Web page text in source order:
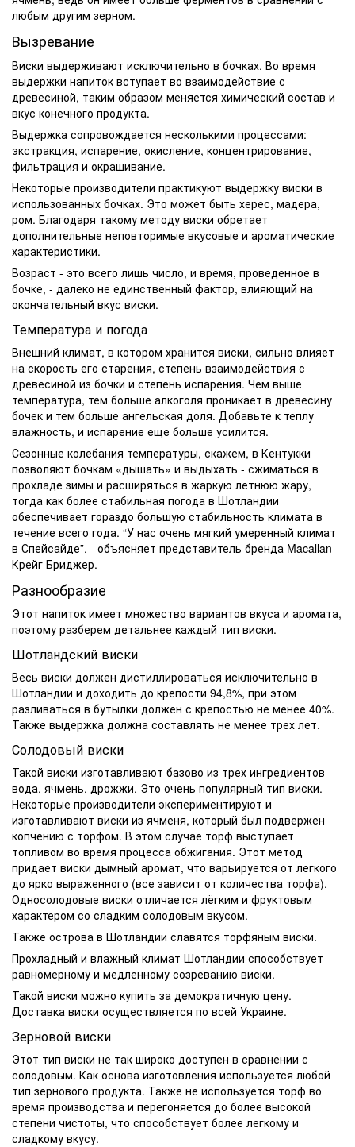
любым другим зерном.
Вызревание
Виски выдерживают исключительно в бочках. Во время
выдержки напиток вступает во взаимодействие с
древесиной, таким образом меняется химический состав и
вкус конечного продукта.
Выдержка сопровождается несколькими процессами:
экстракция, испарение, окисление, концентрирование,
фильтрация и окрашивание.
Некоторые производители практикуют выдержку виски в
использованных бочках. Это может быть херес, мадера,
ром. Благодаря такому методу виски обретает
дополнительные неповторимые вкусовые и ароматические
характеристики.
Возраст - это всего лишь число, и время, проведенное в
бочке, - далеко не единственный фактор, влияющий на
окончательный вкус виски.
Температура и погода
Внешний климат, в котором хранится виски, сильно влияет
на скорость его старения, степень взаимодействия с
древесиной из бочки и степень испарения. Чем выше
температура, тем больше алкоголя проникает в древесину
бочек и тем больше ангельская доля. Добавьте к теплу
влажность, и испарение еще больше усилится.
Сезонные колебания температуры, скажем, в Кентукки
позволяют бочкам «дышать» и выдыхать - сжиматься в
прохладе зимы и расширяться в жаркую летнюю жару,
тогда как более стабильная погода в Шотландии
обеспечивает гораздо большую стабильность климата в
течение всего года. “У нас очень мягкий умеренный климат
в Спейсайде”, - объясняет представитель бренда Macallan
Крейг Бриджер.
Разнообразие
Этот напиток имеет множество вариантов вкуса и аромата,
поэтому разберем детальнее каждый тип виски.
Шотландский виски
Весь виски должен дистиллироваться исключительно в
Шотландии и доходить до крепости 94,8%, при этом
разливаться в бутылки должен с крепостью не менее 40%.
Также выдержка должна составлять не менее трех лет.
Солодовый виски
Такой виски изготавливают базово из трех ингредиентов -
вода, ячмень, дрожжи. Это очень популярный тип виски.
Некоторые производители экспериментируют и
изготавливают виски из ячменя, который был подвержен
копчению с торфом. В этом случае торф выступает
топливом во время процесса обжигания. Этот метод
придает виски дымный аромат, что варьируется от легкого
до ярко выраженного (все зависит от количества торфа).
Односолодовые виски отличается лёгким и фруктовым
характером со сладким солодовым вкусом.
Также острова в Шотландии славятся торфяным виски.
Прохладный и влажный климат Шотландии способствует
равномерному и медленному созреванию виски.
Такой виски можно купить за демократичную цену.
Доставка виски осуществляется по всей Украине.
Зерновой виски
Этот тип виски не так широко доступен в сравнении с
солодовым. Как основа изготовления используется любой
тип зернового продукта. Также не используется торф во
время производства и перегоняется до более высокой
степени чистоты, что способствует более легкому и
сладкому вкусу.